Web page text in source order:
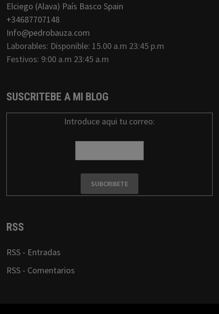
Elciego (Alava) País Basco Spain
+34687707148
Info@pedrobauza.com
Laborables: Disponible: 15.00 a.m 23:45 p.m
Festivos: 9:00 a.m 23:45 a.m
SUSCRITEBE A MI BLOG
Introduce aqui tu correo:
RSS
RSS - Entradas
RSS - Comentarios